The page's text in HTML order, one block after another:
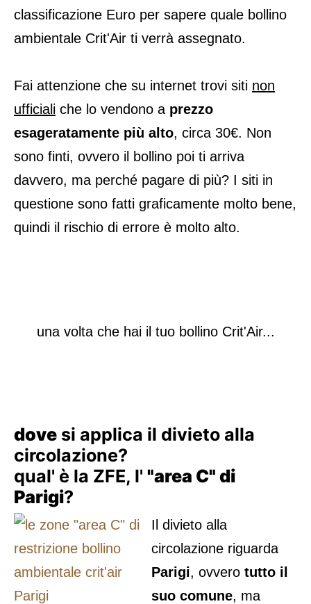
classificazione Euro per sapere quale bollino
ambientale Crit'Air ti verrà assegnato.
Fai attenzione che su internet trovi siti non
ufficiali che lo vendono a prezzo
esageratamente più alto, circa 30€. Non
sono finti, ovvero il bollino poi ti arriva
davvero, ma perché pagare di più? I siti in
questione sono fatti graficamente molto bene,
quindi il rischio di errore è molto alto.
una volta che hai il tuo bollino Crit'Air...
dove si applica il divieto alla
circolazione?
qual' è la ZFE, l' "area C" di
Parigi?
Il divieto alla
circolazione riguarda
Parigi, ovvero tutto il
suo comune, ma